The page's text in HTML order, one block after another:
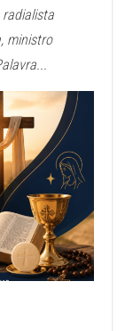
radialista
ministro